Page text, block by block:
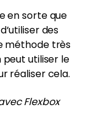
en sorte que
des
méthode très
peut utiliser le
réaliser cela.
Flexbox